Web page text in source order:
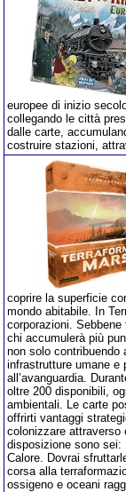
europee di inizio
collegando le città
dalle carte,
costruire stazioni,
coprire la superficie
mondo abitabile. In
corporazioni.
chi accumulerà più
non solo contribuendo
infrastrutture umane e
all’avanguardia.
oltre 200 disponibili,
ambientali. Le carte
offrirti vantaggi
colonizzare
disposizione sono sei:
Calore. Dovrai
corsa alla
ossigeno e oceani